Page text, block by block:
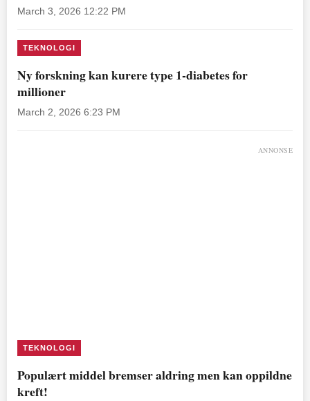
March 3, 2026 12:22 PM
TEKNOLOGI
Ny forskning kan kurere type 1-diabetes for
millioner
March 2, 2026 6:23 PM
ANNONSE
TEKNOLOGI
Populært middel bremser aldring men kan oppildne
kreft!